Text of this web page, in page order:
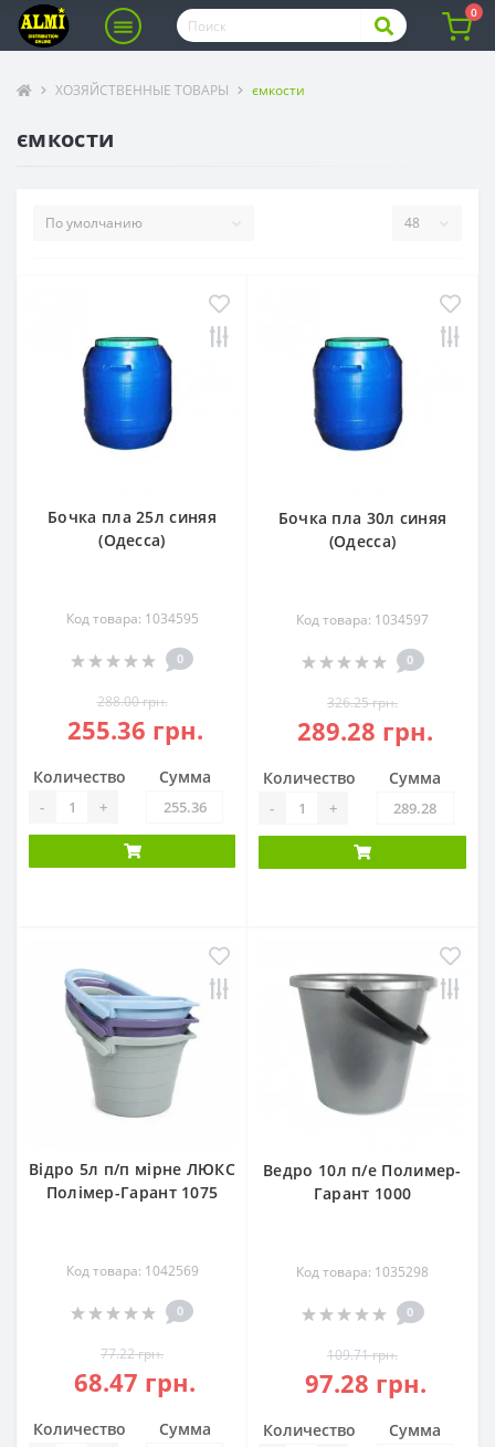
0
ХОЗЯЙСТВЕННЫЕ ТОВАРЫ ємкости
ємкости
Бочка пла 25л синяя
(Одесса)
Код товара: 1034595
0
288.00 грн.
255.36 грн.
Количество
- +
Сумма
Бочка пла 30л синяя
(Одесса)
Код товара: 1034597
0
326.25 грн.
289.28 грн.
Количество
- +
Сумма
Відро 5л п/п мірне ЛЮКС
Полімер-Гарант 1075
Код товара: 1042569
0
77.22 грн.
68.47 грн.
Количество Сумма
Ведро 10л п/е Полимер-
Гарант 1000
Код товара: 1035298
0
109.71 грн.
97.28 грн.
Количество Сумма